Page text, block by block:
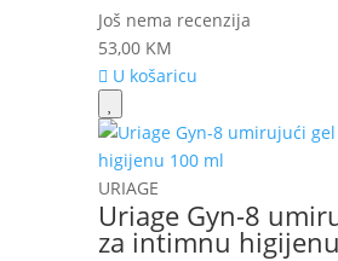
Još nema recenzija
53,00 KM
U košaricu
URIAGE
Uriage Gyn-8
za intimnu